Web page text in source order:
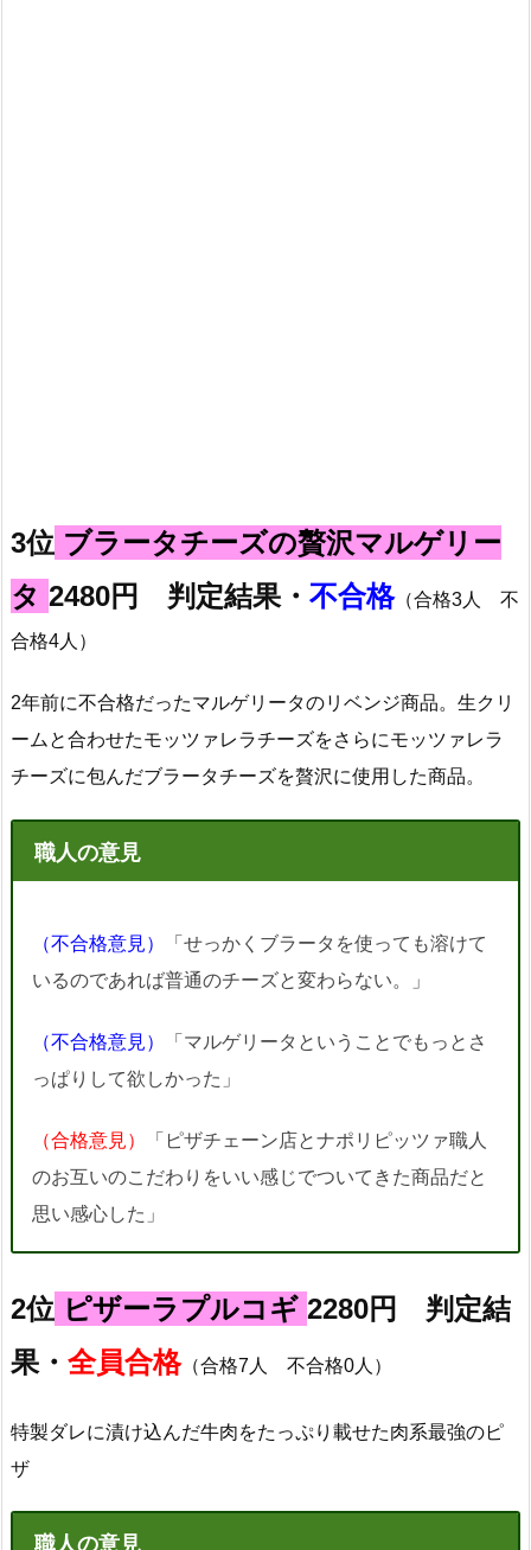
3位 ブラータチーズの贅沢マルゲリー
タ 2480円 判定結果・ 不合格（合格3人 不
合格4人）
2年前に不合格だったマルゲリータのリベンジ商品。生クリ
ームと合わせたモッツァレラチーズをさらにモッツァレラ
チーズに包んだブラータチーズを贅沢に使用した商品。
職人の意見
（不合格意見）
「せっかくブラータを使っても溶けて
いるのであれば普通のチーズと変わらない。」
（不合格意見）
「マルゲリータということでもっとさ
っぱりして欲しかった」
（合格意見）
「ピザチェーン店とナポリピッツァ職人
のお互いのこだわりをいい感じでついてきた商品だと
思い感心した」
2位 ピザーラプルコギ 2280円 判定結
果・ 全員合格（合格7人 不合格0人）
特製ダレに漬け込んだ牛肉をたっぷり載せた肉系最強のピ
ザ
職人の意見